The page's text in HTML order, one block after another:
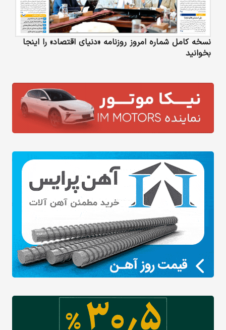
نسخه کامل شماره امروز روزنامه «دنیای‌ اقتصاد» را اینجا
بخوانید